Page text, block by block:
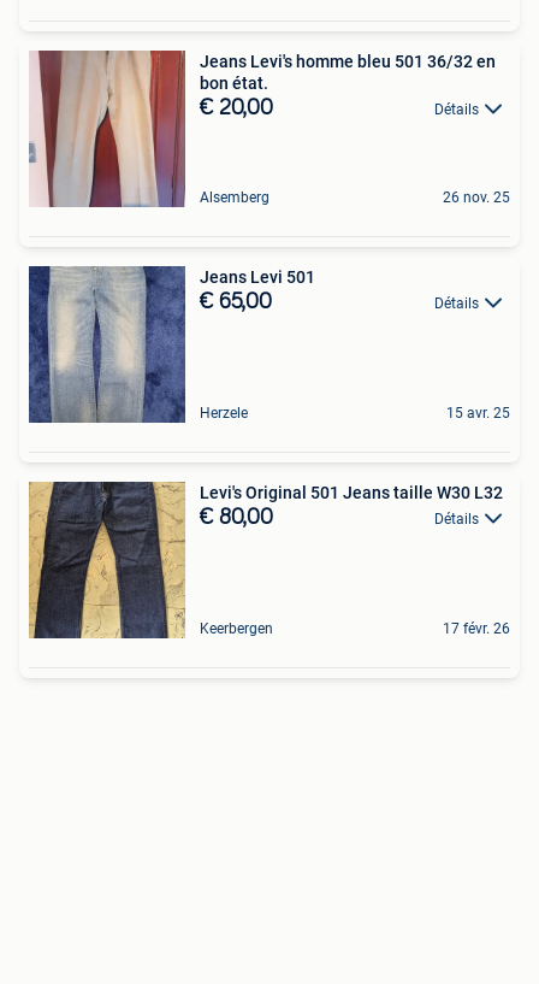
Jeans Levi's homme bleu 501 36/32 en
bon état.
€ 20,00 Détails
Alsemberg 26 nov. 25
Jeans Levi 501
€ 65,00 Détails
Herzele 15 avr. 25
Levi's Original 501 Jeans taille W30 L32
€ 80,00 Détails
Keerbergen 17 févr. 26